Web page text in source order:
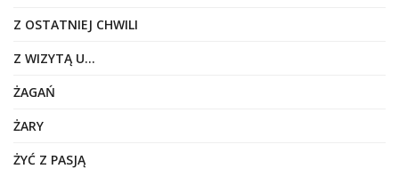
Z OSTATNIEJ CHWILI
Z WIZYTĄ U…
ŻAGAŃ
ŻARY
ŻYĆ Z PASJĄ